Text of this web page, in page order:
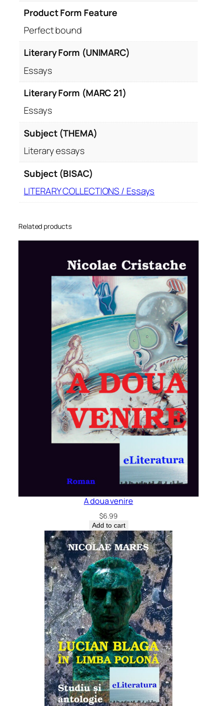
Product Form Feature
Perfect bound
Literary Form (UNIMARC)
Essays
Literary Form (MARC 21)
Essays
Subject (THEMA)
Literary essays
Subject (BISAC)
LITERARY COLLECTIONS / Essays
Related products
A doua venire
$6.99
Add to cart